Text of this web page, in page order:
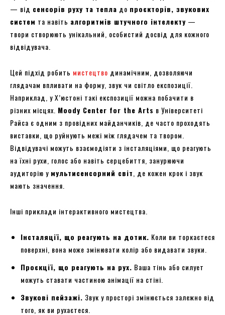
— від сенсорів руху та тепла до проєкторів, звукових
систем та навіть алгоритмів штучного інтелекту —
твори створюють унікальний, особистий досвід для кожного
відвідувача.
Цей підхід робить мистецтво динамічним, дозволяючи
глядачам впливати на форму, звук чи світло експозиції.
Наприклад, у Х’юстоні такі експозиції можна побачити в
різних місцях. Moody Center for the Arts в Університеті
Райса є одним з провідних майданчиків, де часто проходять
виставки, що руйнують межі між глядачем та твором.
Відвідувачі можуть взаємодіяти з інсталяціями, що реагують
на їхні рухи, голос або навіть серцебиття, занурюючи
аудиторію у мультисенсорний світ , де кожен крок і звук
мають значення.
Інші приклади інтерактивного мистецтва.
Інсталяції, що реагують на дотик. Коли ви торкаєтеся
поверхні, вона може змінювати колір або видавати звуки.
Проєкції, що реагують на рух. Ваша тінь або силует
можуть ставати частиною анімації на стіні.
Звукові пейзажі. Звук у просторі змінюється залежно від
того, як ви рухаєтеся.